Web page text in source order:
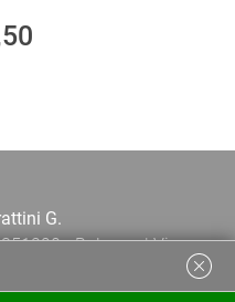
G.
- Bologna | Via
| Telefono: 051